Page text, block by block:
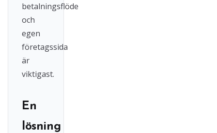
betalningsflöde
och
egen
företagssida
är
viktigast.
En
lösning